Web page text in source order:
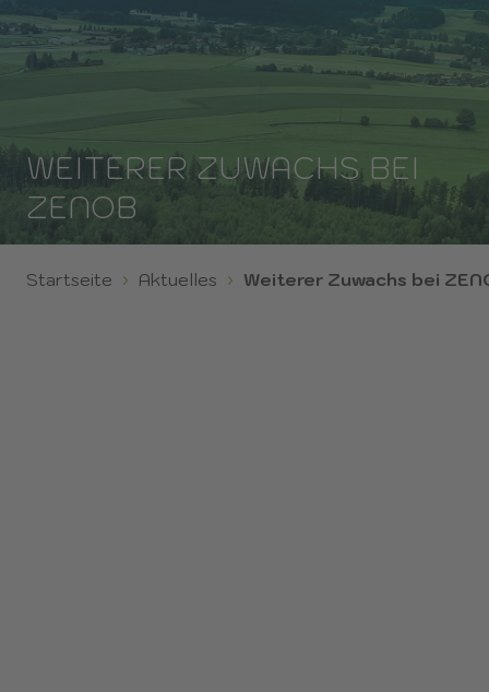
WEITERER ZUWACHS BEI
ZENOB
Startseite Aktuelles Weiterer Zuwachs bei